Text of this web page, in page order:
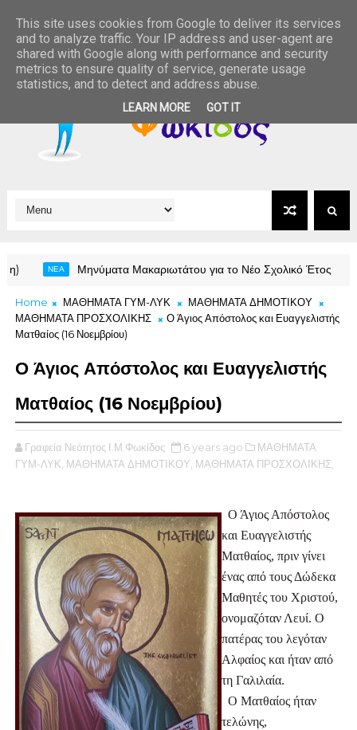
Μηνύματα Μακαριωτάτου για το Νέο Σχολικό Έτος
Home ΜΑΘΗΜΑΤΑ ΓΥΜ-ΛΥΚ
ΜΑΘΗΜΑΤΑ ΔΗΜΟΤΙΚΟΥ
ΜΑΘΗΜΑΤΑ ΠΡΟΣΧΟΛΙΚΗΣ
Ο Άγιος Απόστολος και Ευαγγελιστής
Ματθαίος (16 Νοεμβρίου)
Ο Άγιος Απόστολος και Ευαγγελιστής
Ματθαίος (16 Νοεμβρίου)
Γραφεία Νεότητος Ι.Μ.Φωκίδος 6 years ago
ΜΑΘΗΜΑΤΑ
ΓΥΜ-ΛΥΚ, ΜΑΘΗΜΑΤΑ ΔΗΜΟΤΙΚΟΥ, ΜΑΘΗΜΑΤΑ ΠΡΟΣΧΟΛΙΚΗΣ,
  Ο Άγιος Απόστολος
και Ευαγγελιστής
Ματθαίος, πριν γίνει
ένας από τους Δώδεκα
Μαθητές του Χριστού,
ονομαζόταν Λευί. Ο
πατέρας του λεγόταν
Αλφαίος και ήταν από
τη Γαλιλαία.
τελώνης,
This site uses cookies from Google to deliver its services
and to analyze traffic. Your IP address and user-agent are
shared with Google along with performance and security
metrics to ensure quality of service, generate usage
statistics, and to detect and address abuse.
LEARN MORE GOT IT